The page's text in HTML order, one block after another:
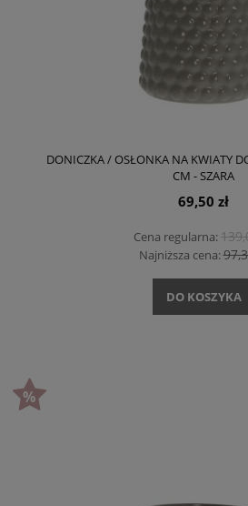
DONICZKA / OSŁONKA NA KWIATY
CM - SZARA
69,50 zł
Cena regularna:
Najniższa cena:
DO KOSZYKA